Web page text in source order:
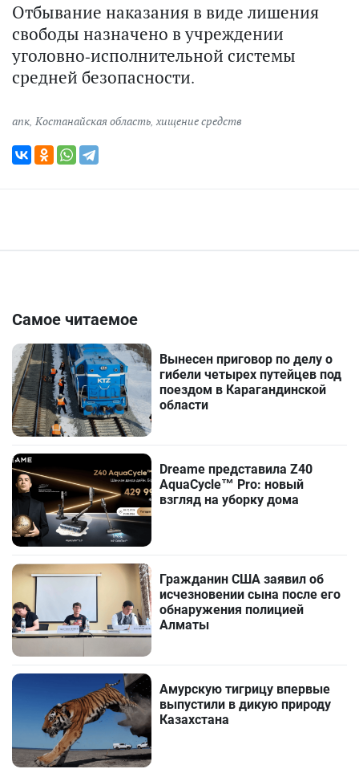
Отбывание наказания в виде лишения
свободы назначено в учреждении
уголовно-исполнительной системы
средней безопасности.
апк, Костанайская область, хищение средств
Самое читаемое
Вынесен приговор по делу о
гибели четырех путейцев под
поездом в Карагандинской
области
Dreame представила Z40
AquaCycle™ Pro: новый
взгляд на уборку дома
Гражданин США заявил об
исчезновении сына после его
обнаружения полицией
Алматы
Амурскую тигрицу впервые
выпустили в дикую природу
Казахстана